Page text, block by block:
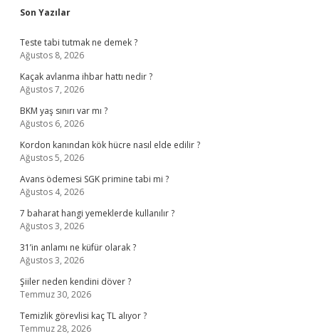
Sidebar
Son Yazılar
Teste tabi tutmak ne demek ?
Ağustos 8, 2026
Kaçak avlanma ihbar hattı nedir ?
Ağustos 7, 2026
BKM yaş sınırı var mı ?
Ağustos 6, 2026
Kordon kanından kök hücre nasıl elde edilir ?
Ağustos 5, 2026
Avans ödemesi SGK primine tabi mi ?
Ağustos 4, 2026
7 baharat hangi yemeklerde kullanılır ?
Ağustos 3, 2026
31’in anlamı ne küfür olarak ?
Ağustos 3, 2026
Şiiler neden kendini döver ?
Temmuz 30, 2026
Temizlik görevlisi kaç TL alıyor ?
Temmuz 28, 2026